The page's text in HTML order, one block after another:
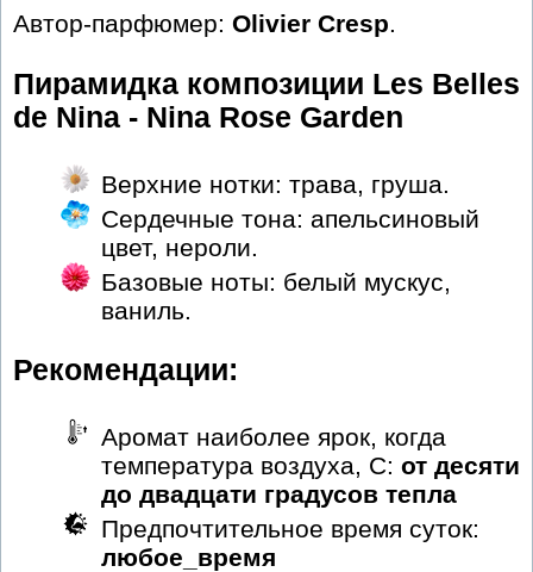
Автор-парфюмер: Olivier Cresp.
Пирамидка композиции Les Belles
de Nina - Nina Rose Garden
Верхние нотки: трава, груша.
Сердечные тона: апельсиновый
цвет, нероли.
Базовые ноты: белый мускус,
ваниль.
Рекомендации:
Аромат наиболее ярок, когда
температура воздуха, С: от десяти
до двадцати градусов тепла
Предпочтительное время суток:
любое_время